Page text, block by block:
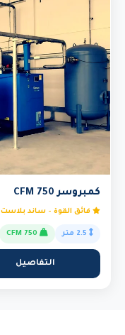
كمبروسر 750 CFM
فائق القوة - ساند بلاست
التفاصيل